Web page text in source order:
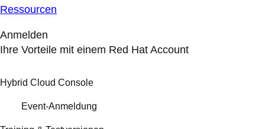
Ressourcen
Anmelden
Ihre Vorteile mit einem Red Hat Account
Hybrid Cloud Console
Event-Anmeldung